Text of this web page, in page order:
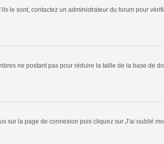
le sont, contactez un administrateur du forum pour
ne postant pas pour réduire la taille de la base de
sur la page de connexion puis cliquez sur J’ai oublié